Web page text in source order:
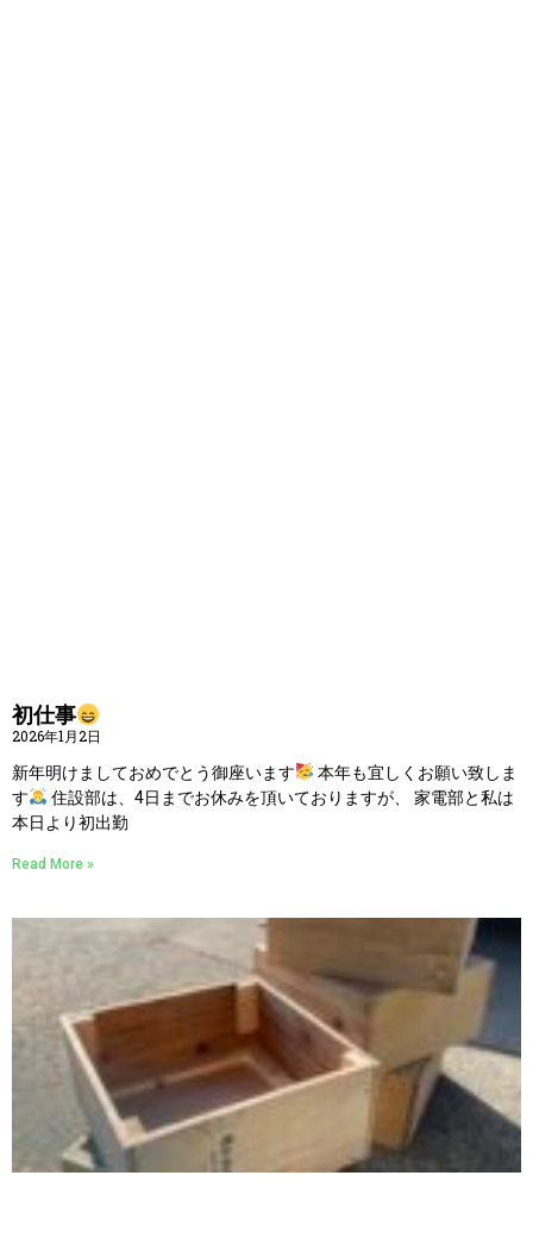
初仕事
2026年1月2日
新年明けましておめでとう御座います
本年も宜しくお願い致しま
す
住設部は、4日までお休みを頂いておりますが、 家電部と私は
本日より初出勤
Read More »